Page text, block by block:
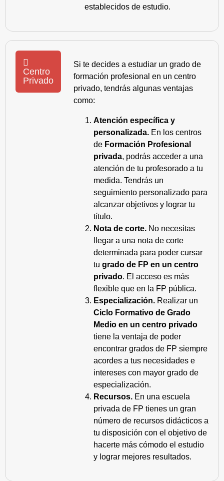
establecidos de estudio.
Centro
Privado
Si te decides a estudiar un grado de
formación profesional en un centro
privado, tendrás algunas ventajas
como:
Atención específica y
personalizada. En los centros
de Formación Profesional
privada, podrás acceder a una
atención de tu profesorado a tu
medida. Tendrás un
seguimiento personalizado para
alcanzar objetivos y lograr tu
título.
Nota de corte. No necesitas
llegar a una nota de corte
determinada para poder cursar
tu grado de FP en un centro
privado. El acceso es más
flexible que en la FP pública.
Especialización. Realizar un
Ciclo Formativo de Grado
Medio en un centro privado
tiene la ventaja de poder
encontrar grados de FP siempre
acordes a tus necesidades e
intereses con mayor grado de
especialización.
Recursos. En una escuela
privada de FP tienes un gran
número de recursos didácticos a
tu disposición con el objetivo de
hacerte más cómodo el estudio
y lograr mejores resultados.